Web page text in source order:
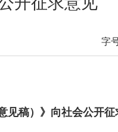
字
见稿）》向社会公开